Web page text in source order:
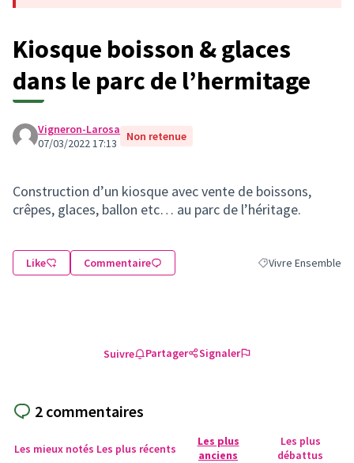
Kiosque boisson & glaces
dans le parc de l’hermitage
Vigneron-Larosa
07/03/2022 17:13
Non retenue
Construction d’un kiosque avec vente de boissons,
crêpes, glaces, ballon etc… au parc de l’héritage.
Like Commentaire Filtrer les résultats
Vivre Ensemble
Suivre Partager Signaler
2 commentaires
Les mieux notés Les plus récents
Les plus
anciens
Les plus
débattus